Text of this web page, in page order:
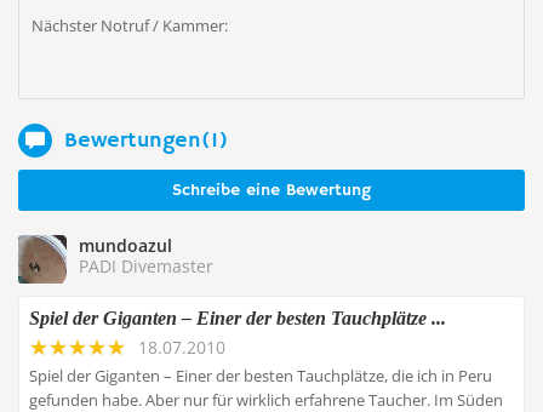
Nächster Notruf / Kammer:
Bewertungen(1)
Schreibe eine Bewertung
mundoazul
PADI Divemaster
Spiel der Giganten – Einer der besten Tauchplätze ...
18.07.2010
Spiel der Giganten – Einer der besten Tauchplätze, die ich in Peru
gefunden habe. Aber nur für wirklich erfahrene Taucher. Im Süden